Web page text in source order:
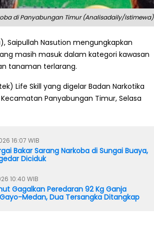
di Panyabungan Timur (Analisadaily/Istimewa)
Saipullah Nasution mengungkapkan
masih masuk dalam kategori kawasan
tanaman terlarang.
Life Skill yang digelar Badan Narkotika
Panyabungan Timur, Selasa
16:07 WIB
Bakar Sarang Narkoba di Sungai Buaya,
Diciduk
10:40 WIB
Gagalkan Peredaran 92 Kg Ganja
Medan, Dua Tersangka Ditangkap